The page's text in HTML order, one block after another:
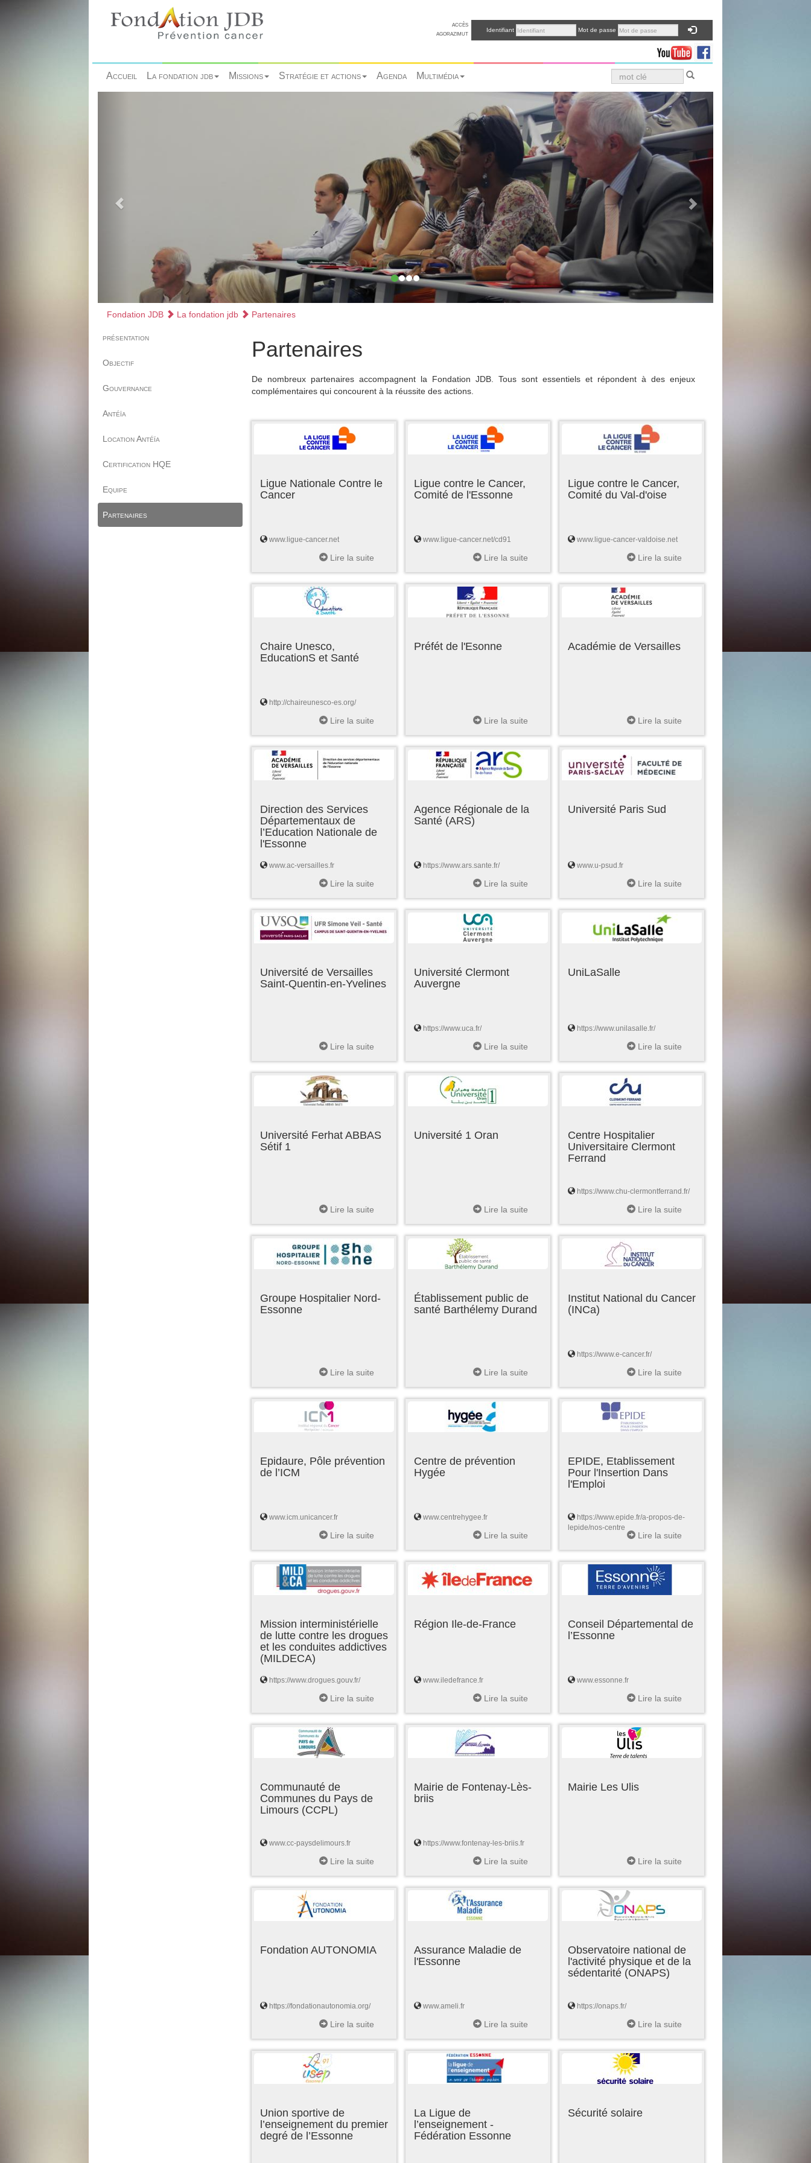
accès
agorazimut
Identifiant Mot de passe
Accueil La fondation jdb Missions Stratégie et actions Agenda Multimédia
Fondation JDB La fondation jdb Partenaires
présentation
Objectif
Gouvernance
Antéïa
Location Antéïa
Certification HQE
Equipe
Partenaires
Partenaires
De nombreux partenaires accompagnent la Fondation JDB. Tous sont essentiels et répondent à des enjeux
complémentaires qui concourent à la réussite des actions.
Ligue Nationale Contre le
Cancer
www.ligue-cancer.net
Lire la suite
Ligue contre le Cancer,
Comité de l'Essonne
www.ligue-cancer.net/cd91
Lire la suite
Ligue contre le Cancer,
Comité du Val-d'oise
www.ligue-cancer-valdoise.net
Lire la suite
Chaire Unesco,
EducationS et Santé
http://chaireunesco-es.org/
Lire la suite
Préfét de l'Esonne
Lire la suite
Académie de Versailles
Lire la suite
Direction des Services
Départementaux de
l’Education Nationale de
l'Essonne
www.ac-versailles.fr
Lire la suite
Agence Régionale de la
Santé (ARS)
https://www.ars.sante.fr/
Lire la suite
Université Paris Sud
www.u-psud.fr
Lire la suite
Université de Versailles
Saint-Quentin-en-Yvelines
Lire la suite
Université Clermont
Auvergne
https://www.uca.fr/
Lire la suite
UniLaSalle
https://www.unilasalle.fr/
Lire la suite
Université Ferhat ABBAS
Sétif 1
Lire la suite
Université 1 Oran
Lire la suite
Centre Hospitalier
Universitaire Clermont
Ferrand
https://www.chu-clermontferrand.fr/
Lire la suite
Groupe Hospitalier Nord-
Essonne
Lire la suite
Établissement public de
santé Barthélemy Durand
Lire la suite
Institut National du Cancer
(INCa)
https://www.e-cancer.fr/
Lire la suite
Epidaure, Pôle prévention
de l’ICM
www.icm.unicancer.fr
Lire la suite
Centre de prévention
Hygée
www.centrehygee.fr
Lire la suite
EPIDE, Etablissement
Pour l'Insertion Dans
l'Emploi
https://www.epide.fr/a-propos-de-
lepide/nos-centre
Lire la suite
Mission interministérielle
de lutte contre les drogues
et les conduites addictives
(MILDECA)
https://www.drogues.gouv.fr/
Lire la suite
Région Ile-de-France
www.iledefrance.fr
Lire la suite
Conseil Départemental de
l’Essonne
www.essonne.fr
Lire la suite
Communauté de
Communes du Pays de
Limours (CCPL)
www.cc-paysdelimours.fr
Lire la suite
Mairie de Fontenay-Lès-
briis
https://www.fontenay-les-briis.fr
Lire la suite
Mairie Les Ulis
Lire la suite
Fondation AUTONOMIA
https://fondationautonomia.org/
Lire la suite
Assurance Maladie de
l'Essonne
www.ameli.fr
Lire la suite
Observatoire national de
l'activité physique et de la
sédentarité (ONAPS)
https://onaps.fr/
Lire la suite
Union sportive de
l’enseignement du premier
degré de l’Essonne
La Ligue de
l’enseignement -
Fédération Essonne
Sécurité solaire